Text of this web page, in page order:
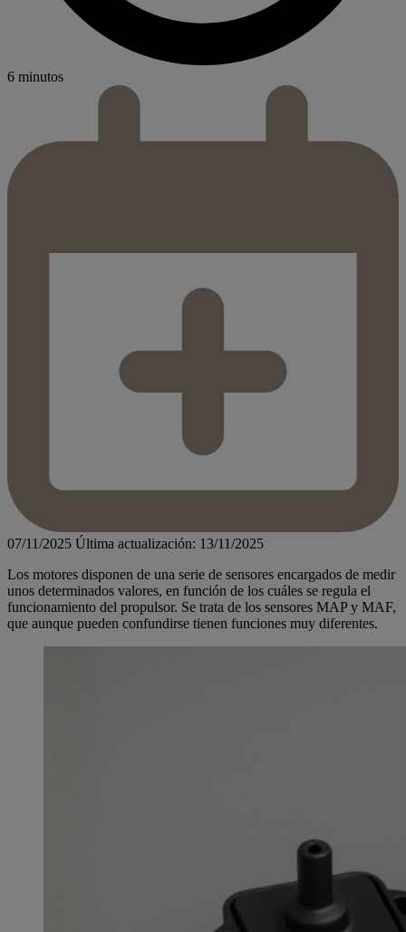
6 minutos
07/11/2025 Última actualización: 13/11/2025
Los motores disponen de una serie de sensores encargados de medir
unos determinados valores, en función de los cuáles se regula el
funcionamiento del propulsor. Se trata de los sensores MAP y MAF,
que aunque pueden confundirse tienen funciones muy diferentes.